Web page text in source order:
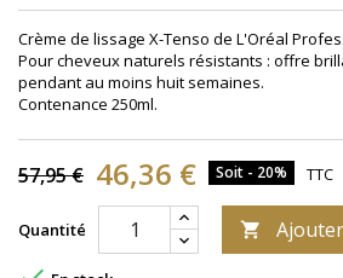
Crème de lissage X-Tenso de L'Oréal
Pour cheveux naturels résistants : offre
pendant au moins huit semaines.
Contenance 250ml.
57,95 € 46,36 € Soit - 20% TTC
Quantité 